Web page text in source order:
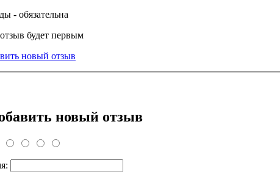
- обязательна
будет первым
новый отзыв
новый отзыв